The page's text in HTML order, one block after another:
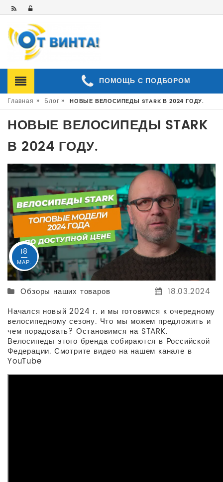
ПОМОЩЬ С ПОДБОРОМ
Главная » Блог » НОВЫЕ ВЕЛОСИПЕДЫ STARK В 2024 ГОДУ.
НОВЫЕ ВЕЛОСИПЕДЫ STARK
В 2024 ГОДУ.
18
МАР.
Обзоры наших товаров
18.03.2024
Начался новый 2024 г. и мы готовимся к очередному
велосипедному сезону. Что мы можем предложить и
чем порадовать? Остановимся на STARK.
Велосипеды этого бренда собираются в Российской
Федерации. Смотрите видео на нашем канале в
YouTube